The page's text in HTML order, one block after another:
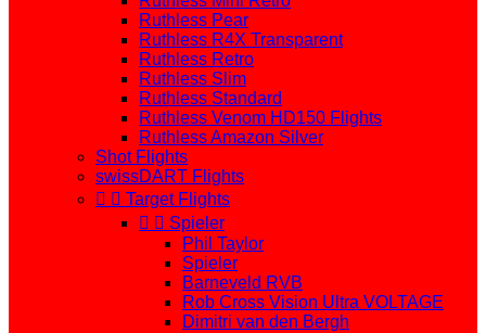
Ruthless Pear
Ruthless R4X Transparent
Ruthless Retro
Ruthless Slim
Ruthless Standard
Ruthless Venom HD150 Flights
Ruthless Amazon Silver
Shot Flights
swissDART Flights
  Target Flights
  Spieler
Phil Taylor
Spieler
Barneveld RVB
Rob Cross Vision Ultra VOLTAGE
Dimitri van den Bergh